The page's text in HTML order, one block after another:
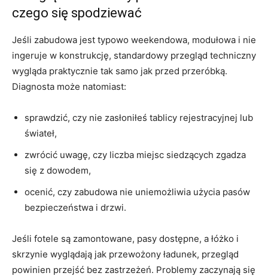
czego się spodziewać
Jeśli zabudowa jest typowo weekendowa, modułowa i nie
ingeruje w konstrukcję, standardowy przegląd techniczny
wygląda praktycznie tak samo jak przed przeróbką.
Diagnosta może natomiast:
sprawdzić, czy nie zasłoniłeś tablicy rejestracyjnej lub
świateł,
zwrócić uwagę, czy liczba miejsc siedzących zgadza
się z dowodem,
ocenić, czy zabudowa nie uniemożliwia użycia pasów
bezpieczeństwa i drzwi.
Jeśli fotele są zamontowane, pasy dostępne, a łóżko i
skrzynie wyglądają jak przewożony ładunek, przegląd
powinien przejść bez zastrzeżeń. Problemy zaczynają się